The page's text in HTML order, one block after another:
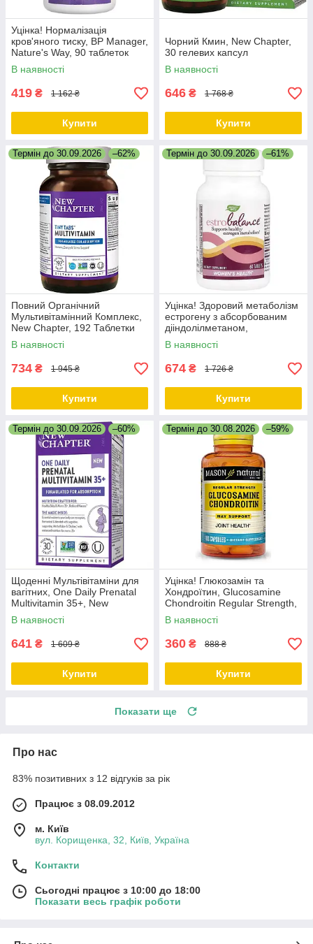
Уцінка! Нормалізація
кров'яного тиску, BP Manager,
Nature's Way, 90 таблеток
В наявності
419 ₴ 1 162 ₴
Купити
Чорний Кмин, New Chapter,
30 гелевих капсул
В наявності
646 ₴ 1 768 ₴
Купити
Термін до 30.09.2026 –62%
Повний Органічний
Мультивітамінний Комплекс,
New Chapter, 192 Таблетки
В наявності
734 ₴ 1 945 ₴
Купити
Термін до 30.09.2026 –61%
Уцінка! Здоровий метаболізм
естрогену з абсорбованим
дііндолілметаном,
EstroBalance with Absorbable
BR-DIM, Nature's Way, 60 таб.
В наявності
674 ₴ 1 726 ₴
Купити
Термін до 30.09.2026 –60%
Щоденні Мультівітаміни для
вагітних, One Daily Prenatal
Multivitamin 35+, New
Chapter, 30 таблеток
В наявності
641 ₴ 1 609 ₴
Купити
Термін до 30.08.2026 –59%
Уцінка! Глюкозамін та
Хондроїтин, Glucosamine
Chondroitin Regular Strength,
Mason Natural, 100 капсул
В наявності
360 ₴ 888 ₴
Купити
Показати ще
Про нас
83% позитивних з 12 відгуків за рік
Працює з 08.09.2012
м. Київ
вул. Корищенка, 32, Київ, Україна
Контакти
Сьогодні працює з 10:00 до 18:00
Показати весь графік роботи